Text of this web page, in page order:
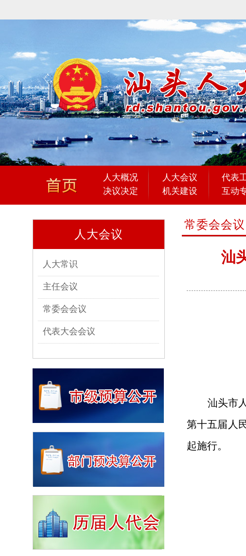
人大概况 人大会议 代表
决议决定
机关建设 互动
人大会议
人大常识
主任会议
常委会会议
代表大会会议
常委会会议
汕
汕头市
第十五届人
起施行。